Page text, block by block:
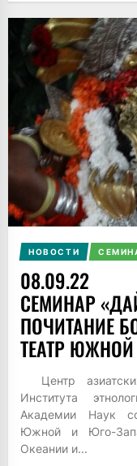
НОВОСТИ
08.09.22
СЕМИНАР
ПОЧИТАНИЕ
ТЕАТР
Центр
Института
Академии Наук
Южной и Юго-
Океании и...